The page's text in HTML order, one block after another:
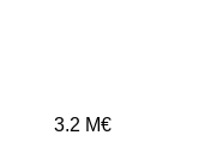
3.2 M€